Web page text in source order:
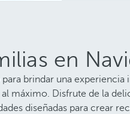
en
brindar una
máximo. Disfrute de la
diseñadas para crear